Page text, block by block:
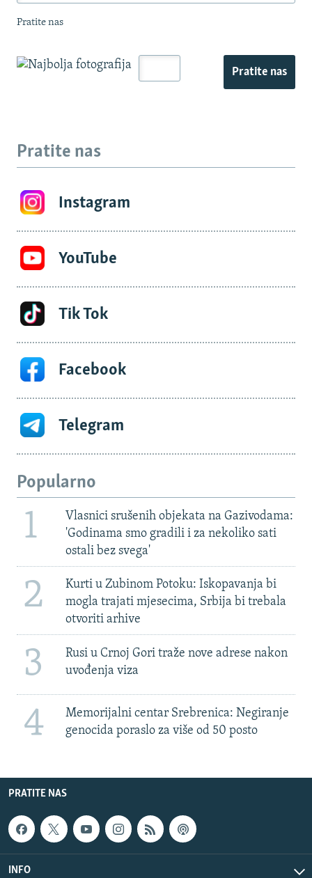
Pratite nas
Pratite nas
Pratite nas
Instagram
YouTube
Tik Tok
Facebook
Telegram
Popularno
1
Vlasnici srušenih objekata na Gazivodama:
'Godinama smo gradili i za nekoliko sati
ostali bez svega'
2
Kurti u Zubinom Potoku: Iskopavanja bi
mogla trajati mjesecima, Srbija bi trebala
otvoriti arhive
3
Rusi u Crnoj Gori traže nove adrese nakon
uvođenja viza
4
Memorijalni centar Srebrenica: Negiranje
genocida poraslo za više od 50 posto
PRATITE NAS
INFO